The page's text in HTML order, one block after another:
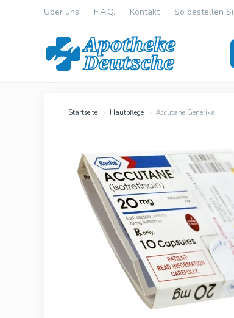
Über uns F.A.Q. Kontakt So bestellen
Startseite Hautpflege Accutane Generika